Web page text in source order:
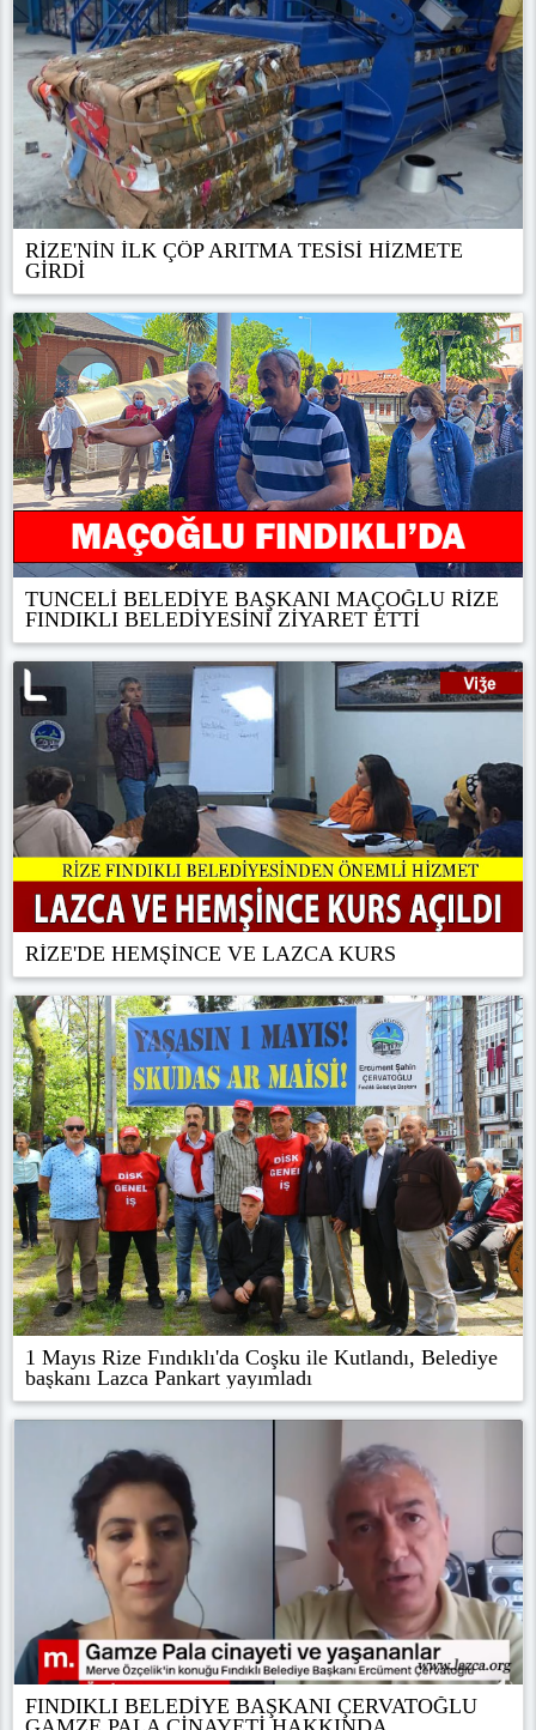
RİZE'NİN İLK ÇÖP ARITMA TESİSİ HİZMETE
GİRDİ
TUNCELİ BELEDİYE BAŞKANI MAÇOĞLU RİZE
FINDIKLI BELEDİYESİNİ ZİYARET ETTİ
RİZE'DE HEMŞİNCE VE LAZCA KURS
1 Mayıs Rize Fındıklı'da Coşku ile Kutlandı, Belediye
başkanı Lazca Pankart yayımladı
FINDIKLI BELEDİYE BAŞKANI ÇERVATOĞLU